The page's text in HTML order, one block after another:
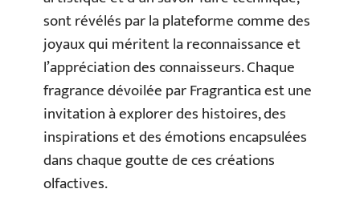
sont révélés par la plateforme comme des
joyaux qui méritent la reconnaissance et
l’appréciation des connaisseurs. Chaque
fragrance dévoilée par Fragrantica est une
invitation à explorer des histoires, des
inspirations et des émotions encapsulées
dans chaque goutte de ces créations
olfactives.